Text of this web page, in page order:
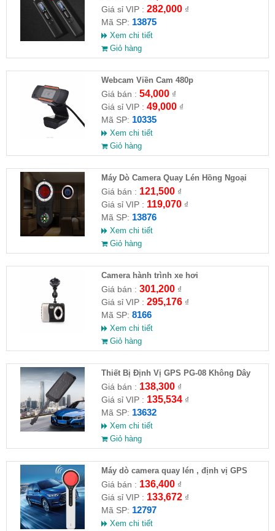
Giá sỉ VIP : 282,000₫
Mã SP: 13875
Xem chi tiết
Giỏ hàng
Webcam Viền Cam 480p
Giá bán : 54,000₫
Giá sỉ VIP : 49,000₫
Mã SP: 10335
Xem chi tiết
Giỏ hàng
Máy Dò Camera Quay Lén Hồng Ngoại
S100
Giá bán : 121,500₫
Giá sỉ VIP : 119,070₫
Mã SP: 13876
Xem chi tiết
Giỏ hàng
Camera hành trình xe hơi
Giá bán : 301,200₫
Giá sỉ VIP : 295,176₫
Mã SP: 8166
Xem chi tiết
Giỏ hàng
Thiết Bị Định Vị GPS PG-08 Không Dây
Thông Minh
Giá bán : 138,300₫
Giá sỉ VIP : 135,534₫
Mã SP: 13632
Xem chi tiết
Giỏ hàng
Máy dò camera quay lén , định vị GPS
Giá bán : 136,400₫
Giá sỉ VIP : 133,672₫
Mã SP: 12797
Xem chi tiết